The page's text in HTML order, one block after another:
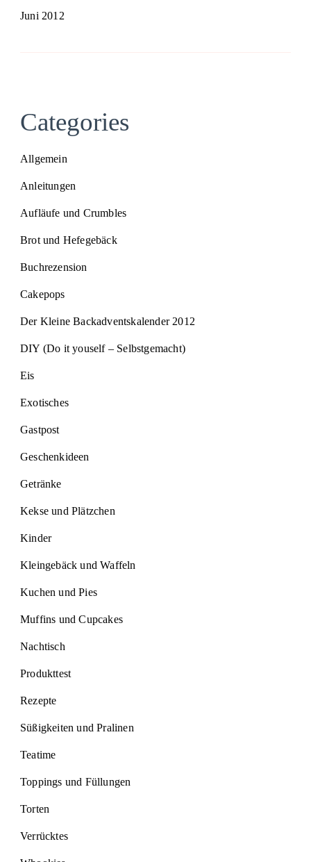
Juni 2012
Categories
Allgemein
Anleitungen
Aufläufe und Crumbles
Brot und Hefegebäck
Buchrezension
Cakepops
Der Kleine Backadventskalender 2012
DIY (Do it youself – Selbstgemacht)
Eis
Exotisches
Gastpost
Geschenkideen
Getränke
Kekse und Plätzchen
Kinder
Kleingebäck und Waffeln
Kuchen und Pies
Muffins und Cupcakes
Nachtisch
Produkttest
Rezepte
Süßigkeiten und Pralinen
Teatime
Toppings und Füllungen
Torten
Verrücktes